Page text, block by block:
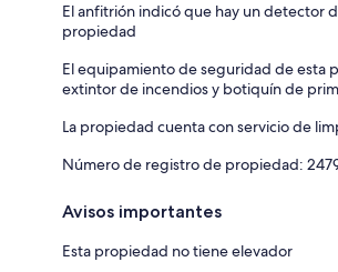
El anfitrión indicó que hay un detector
propiedad
El equipamiento de seguridad de esta
extintor de incendios y botiquín de
La propiedad cuenta con servicio de
Número de registro de propiedad:
Avisos importantes
Esta propiedad no tiene elevador